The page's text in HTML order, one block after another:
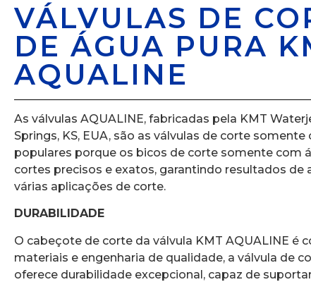
VÁLVULAS DE
DE ÁGUA PURA
AQUALINE
As válvulas AQUALINE, fabricadas pela KMT
Springs, KS, EUA, são as válvulas de corte
populares porque os bicos de corte somente com
cortes precisos e exatos, garantindo resultados de
várias aplicações de corte.
DURABILIDADE
O cabeçote de corte da válvula KMT AQUALINE é
materiais e engenharia de qualidade, a válvula de
oferece durabilidade excepcional, capaz de